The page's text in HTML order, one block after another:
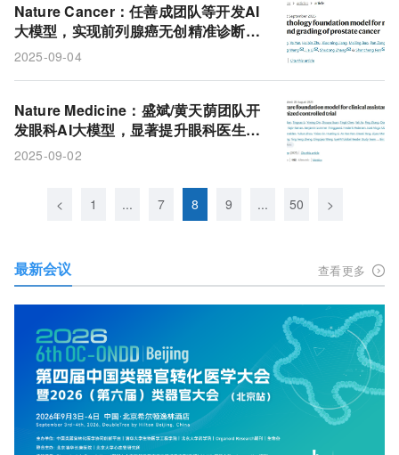
Nature Cancer：任善成团队等开发AI
大模型，实现前列腺癌无创精准诊断与
分级
2025-09-04
Nature Medicine：盛斌/黄天荫团队开
发眼科AI大模型，显著提升眼科医生诊
疗水平和患者预后
2025-09-02
< 1 ... 7 8 9 ... 50 >
最新会议 查看更多